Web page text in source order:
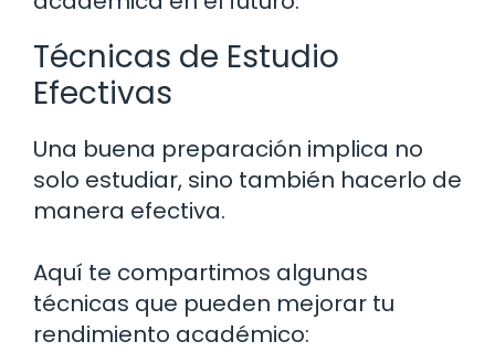
Técnicas de Estudio
Efectivas
Una buena preparación implica no
solo estudiar, sino también hacerlo de
manera efectiva.
Aquí te compartimos algunas
técnicas que pueden mejorar tu
rendimiento académico: